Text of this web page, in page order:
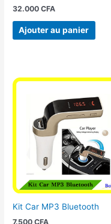
32.000CFA
Ajouter au panier
Kit Car MP3 Bluetooth
7.500CFA